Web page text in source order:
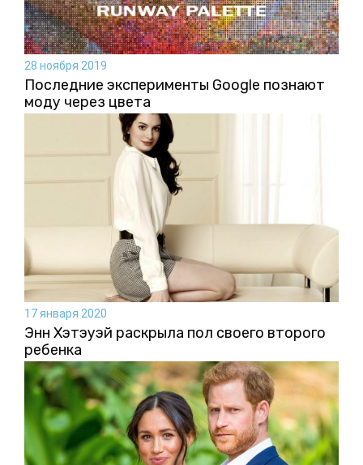
28 ноября 2019
Последние эксперименты Google познают
моду через цвета
17 января 2020
Энн Хэтэуэй раскрыла пол своего второго
ребенка